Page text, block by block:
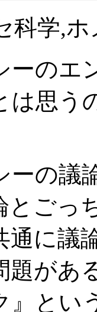
科学,
ーのエ
は思う
ーの議
とごっ
通に議
題があ
』とい